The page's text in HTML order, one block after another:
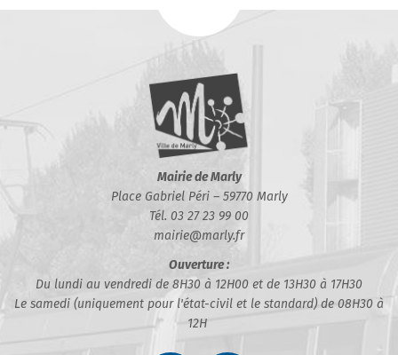
Mairie de Marly
Place Gabriel Péri – 59770 Marly
Tél. 03 27 23 99 00
mairie@marly.fr
Ouverture :
Du lundi au vendredi de 8H30 à 12H00 et de 13H30 à 17H30
Le samedi (uniquement pour l'état-civil et le standard) de 08H30 à
12H